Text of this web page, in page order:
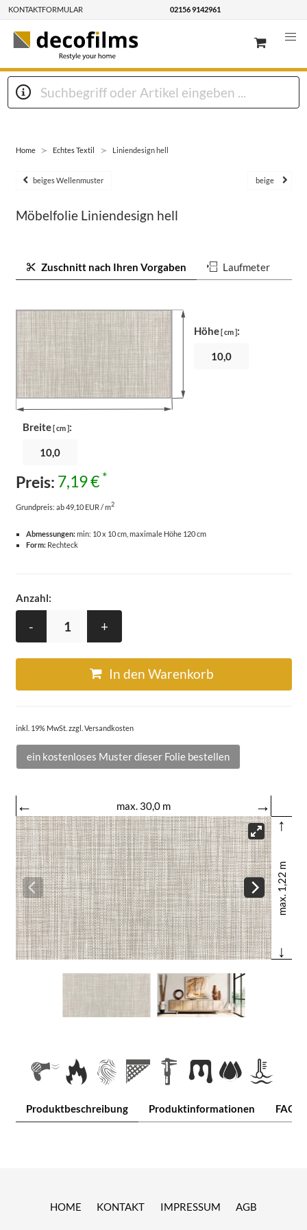
KONTAKTFORMULAR 02156 9142961
Home Echtes Textil Liniendesign hell
beiges Wellenmuster beige
Möbelfolie Liniendesign hell
Zuschnitt nach Ihren Vorgaben Laufmeter
Breite[ cm ]:
Höhe[ cm ]:
Preis: 7,19 € *
Grundpreis: ab 49,10 EUR / m2
Abmessungen:min: 10 x 10 cm, maximale Höhe 120 cm
Form:Rechteck
Anzahl:
- +
In den Warenkorb
inkl. 19% MwSt. zzgl. Versandkosten
ein kostenloses Muster dieser Folie bestellen
← max. 30,0 m
→
↑
max. 1,22 m
↓
Produktbeschreibung Produktinformationen FAQ
HOME KONTAKT IMPRESSUM AGB